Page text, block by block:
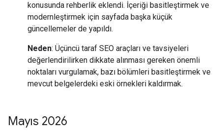
konusunda rehberlik eklendi. İçeriği basitleştirmek ve
modernleştirmek için sayfada başka küçük
güncellemeler de yapıldı.
Neden: Üçüncü taraf SEO araçları ve tavsiyeleri
değerlendirilirken dikkate alınması gereken önemli
noktaları vurgulamak, bazı bölümleri basitleştirmek ve
mevcut belgelerdeki eski örnekleri kaldırmak.
Mayıs 2026